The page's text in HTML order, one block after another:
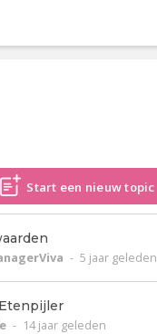
Start een nieuw topic
- 5 jaar geleden
- 14 jaar geleden